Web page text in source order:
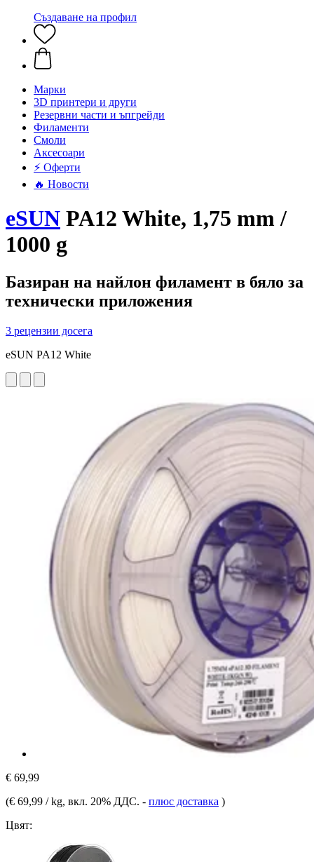
Създаване на профил
Mарки
3D принтери и други
Резервни части и ъпгрейди
Филаменти
Смоли
Аксесоари
⚡ Оферти
🔥 Новости
eSUN PA12 White, 1,75 mm /
1000 g
Базиран на найлон филамент в бяло за
технически приложения
3 рецензии досега
eSUN PA12 White
€ 69,99
(€ 69,99 / kg, вкл. 20% ДДС. - плюс доставка )
Цвят: